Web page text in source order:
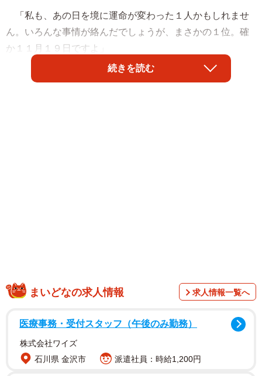
「私も、あの日を境に運命が変わった１人かもしれませ
ん。いろんな事情が絡んだでしょうが、まさかの１位。確
か１１月１９日ですよ」
１９７４年のドラフト会議。当時は予備抽選が行われて
行かないという話もあったし、契約金も高くなるだろう。
もあった」
続きを読む
まいどなの求人情報 求人情報一覧へ
医療事務・受付スタッフ（午後のみ勤務）
株式会社ワイズ
石川県 金沢市
派遣社員：時給1,200円